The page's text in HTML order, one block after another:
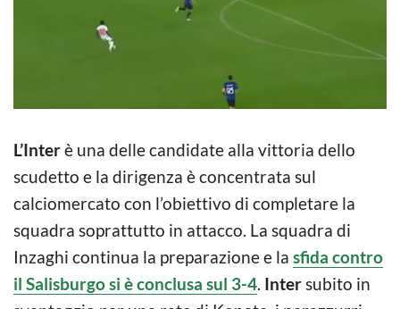
L’Interè una delle candidate alla vittoria dello
scudetto e la dirigenza è concentrata sul
calciomercato con l’obiettivo di completare la
squadra soprattutto in attacco. La squadra di
Inzaghi continua la preparazione e la sfida contro
il Salisburgo si è conclusa sul 3-4. Intersubito in